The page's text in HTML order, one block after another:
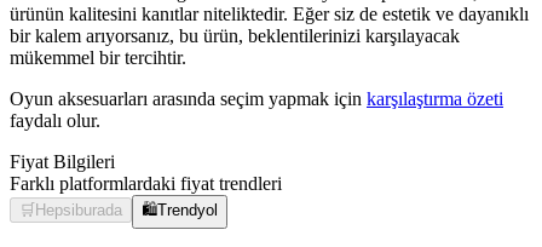
ürünün kalitesini kanıtlar niteliktedir. Eğer siz de estetik ve dayanıklı
bir kalem arıyorsanız, bu ürün, beklentilerinizi karşılayacak
mükemmel bir tercihtir.
Oyun aksesuarları arasında seçim yapmak için karşılaştırma özeti
faydalı olur.
Fiyat Bilgileri
Farklı platformlardaki fiyat trendleri
🛒 Hepsiburada 🛍️Trendyol